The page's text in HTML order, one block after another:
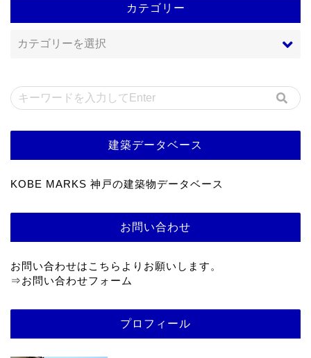
カテゴリー
建築データベース
KOBE MARKS 神戸の建築物データベース
お問い合わせ
お問い合わせはこちらよりお願いします。
⇒お問い合わせフォーム
プロフィール